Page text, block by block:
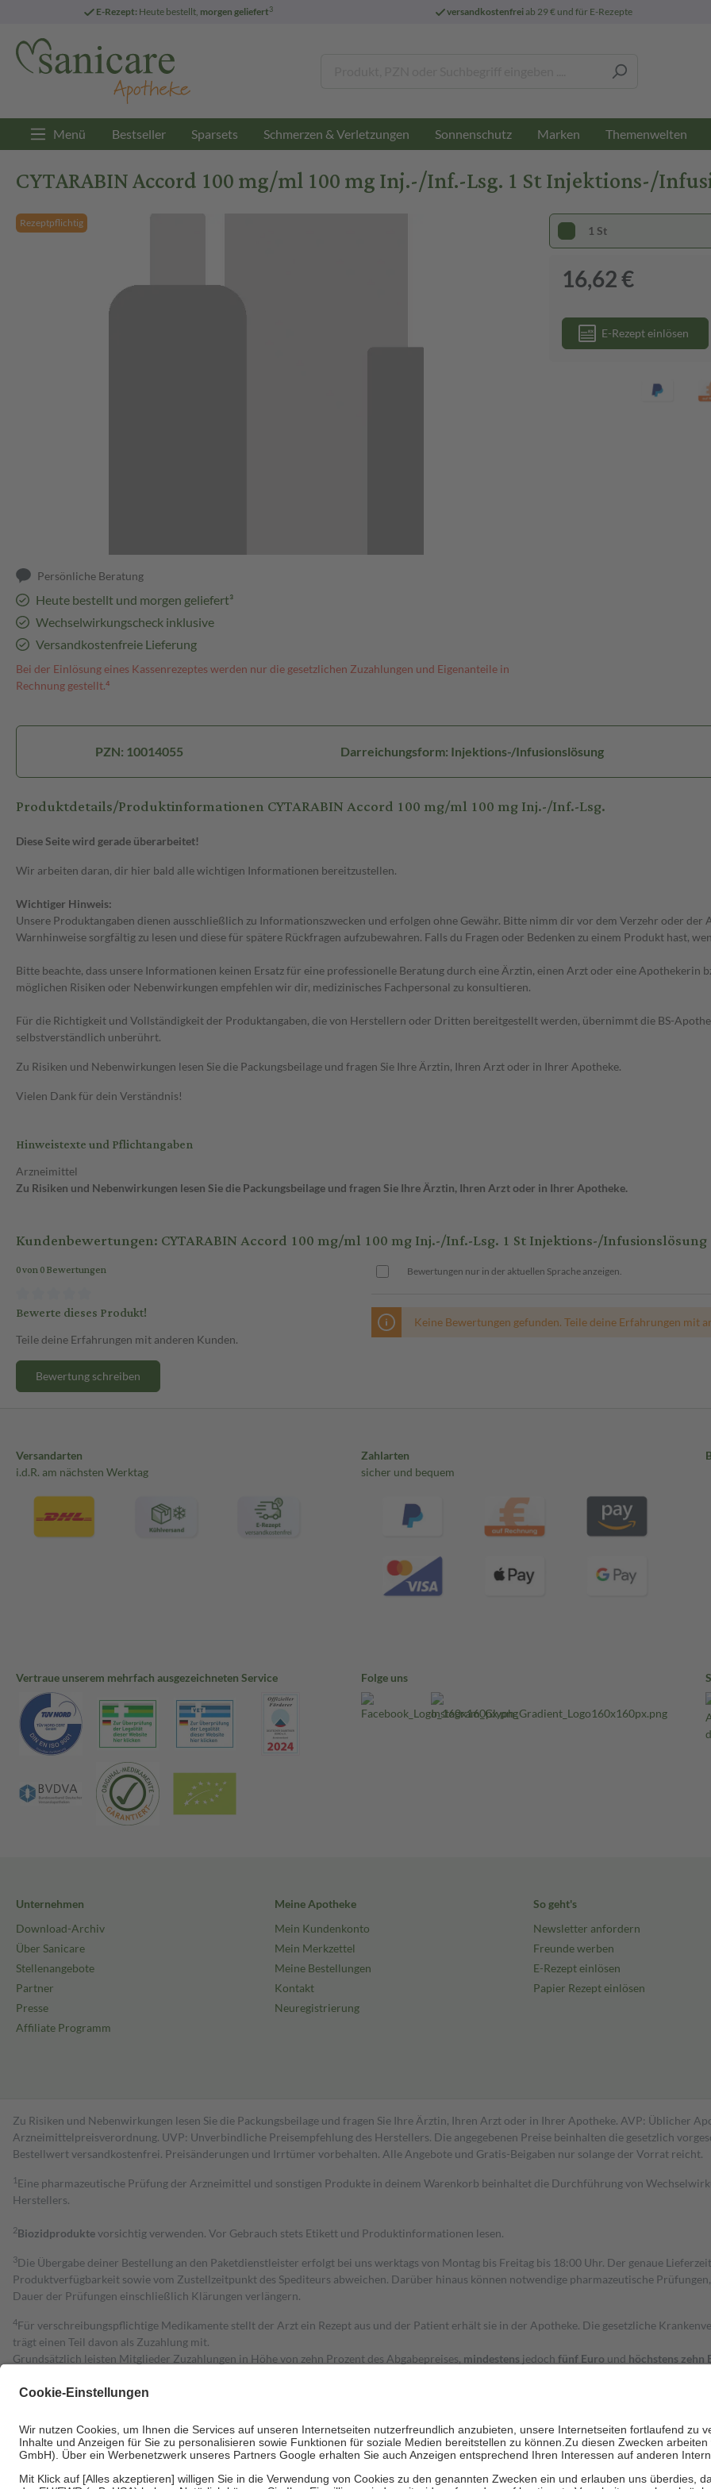
E-Rezept: Heute bestellt, morgen geliefert3 versandkostenfreiab 29 € und für E-Rezepte
Menü Bestseller Sparsets Schmerzen & Verletzungen Sonnenschutz Marken Themenwelten
CYTARABIN Accord 100 mg/ml 100 mg Inj.-/Inf.-Lsg. 1 St Injektions-/
Rezeptpflichtig
Persönliche Beratung
Heute bestellt und morgen geliefert³
Wechselwirkungscheck inklusive
Versandkostenfreie Lieferung
Bei der Einlösung eines Kassenrezeptes werden nur die gesetzlichen Zuzahlungen und Eigenanteile in
Rechnung gestellt.⁴
1 St
16,62 €
E-Rezept einlösen
PZN: 10014055 Darreichungsform: Injektions-/Infusionslösung
Produktdetails/Produktinformationen CYTARABIN Accord 100 mg/ml 100 mg Inj.-/Inf.-Lsg.
Diese Seite wird gerade überarbeitet!
Wir arbeiten daran, dir hier bald alle wichtigen Informationen bereitzustellen.
Wichtiger Hinweis:
Unsere Produktangaben dienen ausschließlich zu Informationszwecken und erfolgen ohne Gewähr. Bitte nimm dir vor dem Verzehr oder
Warnhinweise sorgfältig zu lesen und diese für spätere Rückfragen aufzubewahren. Falls du Fragen oder Bedenken zu einem Produkt hast,
Bitte beachte, dass unsere Informationen keinen Ersatz für eine professionelle Beratung durch eine Ärztin, einen Arzt oder eine Apothekerin
möglichen Risiken oder Nebenwirkungen empfehlen wir dir, medizinisches Fachpersonal zu konsultieren.
Für die Richtigkeit und Vollständigkeit der Produktangaben, die von Herstellern oder Dritten bereitgestellt werden, übernimmt die BS-
selbstverständlich unberührt.
Zu Risiken und Nebenwirkungen lesen Sie die Packungsbeilage und fragen Sie Ihre Ärztin, Ihren Arzt oder in Ihrer Apotheke.
Vielen Dank für dein Verständnis!
Hinweistexte und Pflichtangaben
Arzneimittel
Zu Risiken und Nebenwirkungen lesen Sie die Packungsbeilage und fragen Sie Ihre Ärztin, Ihren Arzt oder in Ihrer Apotheke.
Kundenbewertungen: CYTARABIN Accord 100 mg/ml 100 mg Inj.-/Inf.-Lsg. 1 St Injektions-/Infusionslösung
0 von 0 Bewertungen
Bewerte dieses Produkt!
Teile deine Erfahrungen mit anderen Kunden.
Bewertung schreiben
Bewertungen nur in der aktuellen Sprache anzeigen.
Keine Bewertungen gefunden. Teile deine Erfahrungen mit
Versandarten
i.d.R. am nächsten Werktag
Zahlarten
sicher und bequem
Vertraue unserem mehrfach ausgezeichneten Service Folge uns
Unternehmen
Download-Archiv
Über Sanicare
Stellenangebote
Partner
Presse
Affiliate Programm
Meine Apotheke
Mein Kundenkonto
Mein Merkzettel
Meine Bestellungen
Kontakt
Neuregistrierung
So geht's
Newsletter anfordern
Freunde werben
E-Rezept einlösen
Papier Rezept einlösen
Zu Risiken und Nebenwirkungen lesen Sie die Packungsbeilage und fragen Sie Ihre Ärztin, Ihren Arzt oder in Ihrer Apotheke. AVP: Üblicher
Arzneimittelpreisverordnung. UVP: Unverbindliche Preisempfehlung des Herstellers. Die angegebenen Preise beinhalten die gesetzlich
Bestell­wert versand­kosten­frei. Preisänderungen und Irrtümer vorbehalten. Alle Angebote und Gratis-Beigaben nur solange der Vorrat reicht.
1 Eine pharmazeutische Prüfung der Arzneimittel und sonstigen Produkte in deinem Warenkorb beinhaltet die Durchführung von
Herstellers.
2Biozidproduktevorsichtig verwenden. Vor Gebrauch stets Etikett und Produktinformationen lesen.
3Die Übergabe deiner Bestellung an den Paketdienstleister erfolgt bei uns werktags von Montag bis Freitag bis 18:00 Uhr. Der genaue
Produktverfügbarkeit sowie vom Zustellzeitpunkt des Spediteurs abweichen. Darüber hinaus können notwendige pharmazeutische
Dauer der Prüfungen einschließlich Klärungen verlängern.
4Für verschreibungspflichtige Medikamente stellt der Arzt ein Rezept aus und der Patient erhält sie in der Apotheke. Die gesetzliche
trägt einen Teil davon als Zuzahlung mit.
Grundsätzlich leisten Mitglieder Zuzahlungen in Höhe von zehn Prozent des Abgabepreises, mindestens jedoch fünf Euro und höchstens zehn
Diese Regeln gelten grundsätzlich auch für Online-Apotheken.
Um das Engagement der Versicherten für ihre eigene Gesundheit zu stärken und die besondere Stellung der Familie zu unterstützen, fallen
• Kindern und Jugendlichen bis zum vollendeten 18. Lebensjahr mit Ausnahme der Fahrkosten
• Untersuchungen zur Vorsorge und Früherkennung, die von der GKV getragen werden
• empfohlenen Schutzimpfungen